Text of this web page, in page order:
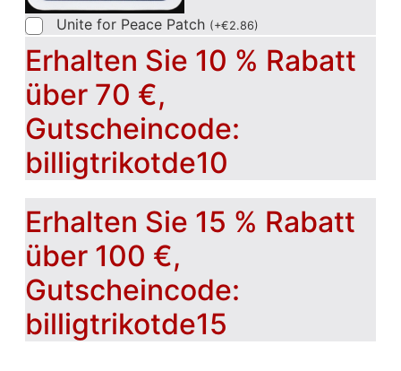
Unite for Peace Patch (+€2.86)
Erhalten Sie 10 % Rabatt
über 70 €,
Gutscheincode:
billigtrikotde10
Erhalten Sie 15 % Rabatt
über 100 €,
Gutscheincode:
billigtrikotde15